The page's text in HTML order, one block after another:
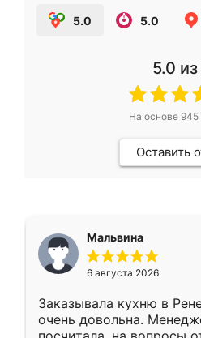
5.0 5.0
5.0
На основе 945
Оставить
Мальвина
6 августа 2026
Заказывала кухню в
очень довольна.